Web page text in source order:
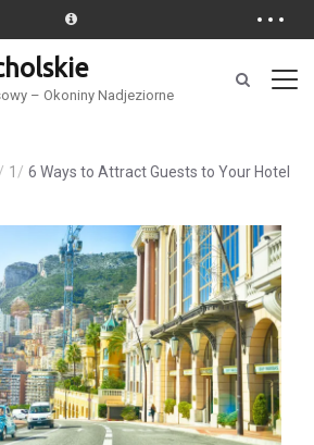
– Okoniny Nadjeziorne
/ 1 / 6 Ways to Attract Guests to Your Hotel